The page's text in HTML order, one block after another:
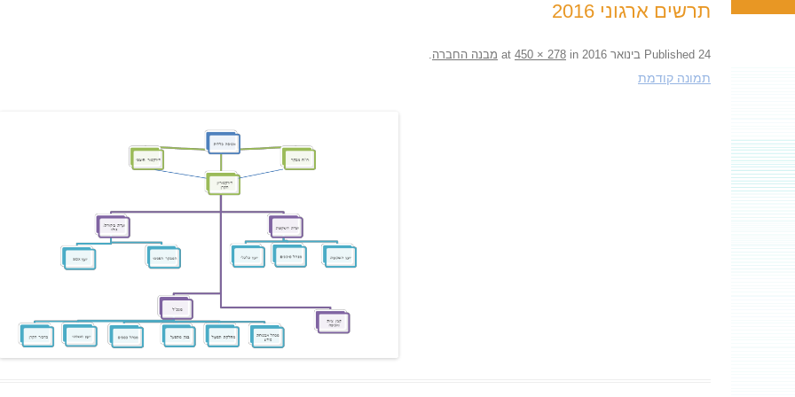
תרשים ארגוני 2016
Published 24 בינואר 2016 450 × 278 in מבנה החברה.
תמונה קודמת